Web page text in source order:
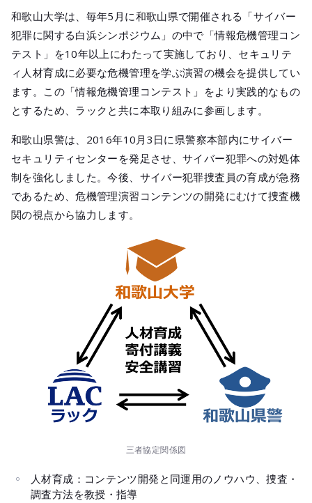
和歌山大学は、毎年5月に和歌山県で開催される「サイバー
犯罪に関する白浜シンポジウム」の中で「情報危機管理コン
テスト」を10年以上にわたって実施しており、セキュリテ
ィ人材育成に必要な危機管理を学ぶ演習の機会を提供してい
ます。この「情報危機管理コンテスト」をより実践的なもの
とするため、ラックと共に本取り組みに参画します。
和歌山県警は、2016年10月3日に県警察本部内にサイバー
セキュリティセンターを発足させ、サイバー犯罪への対処体
制を強化しました。今後、サイバー犯罪捜査員の育成が急務
であるため、危機管理演習コンテンツの開発にむけて捜査機
関の視点から協力します。
三者協定関係図
人材育成：コンテンツ開発と同運用のノウハウ、捜査・
調査方法を教授・指導